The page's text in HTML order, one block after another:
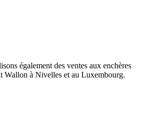
également des ventes aux enchères
Wallon à Nivelles et au Luxembourg.